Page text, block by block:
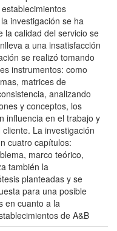
investigación se ha
la calidad del servicio se
a una insatisfacción
se realizó tomando
instrumentos: como
matrices de
analizando
y conceptos, los
influencia en el trabajo y
La investigación
cuatro capítulos:
marco teórico,
también la
planteadas y se
para una posible
en cuanto a la
de A&B